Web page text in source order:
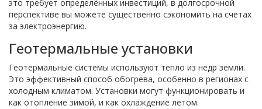
это требует определённых инвестиций, в долгосрочной
перспективе вы можете существенно сэкономить на счетах
за электроэнергию.
Геотермальные установки
Геотермальные системы используют тепло из недр земли.
Это эффективный способ обогрева, особенно в регионах с
холодным климатом. Установки могут функционировать и
как отопление зимой, и как охлаждение летом.